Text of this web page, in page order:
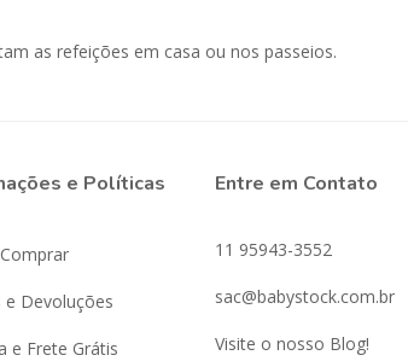
as refeições em casa ou nos passeios.
e Políticas
e Devoluções
e Frete Grátis
Entre em Contato
11 95943-3552
sac@babystock.com.br
Visite o nosso Blog!